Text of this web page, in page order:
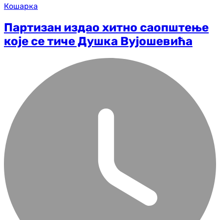
Кошарка
Партизан издао хитно саопштење
које се тиче Душка Вујошевића